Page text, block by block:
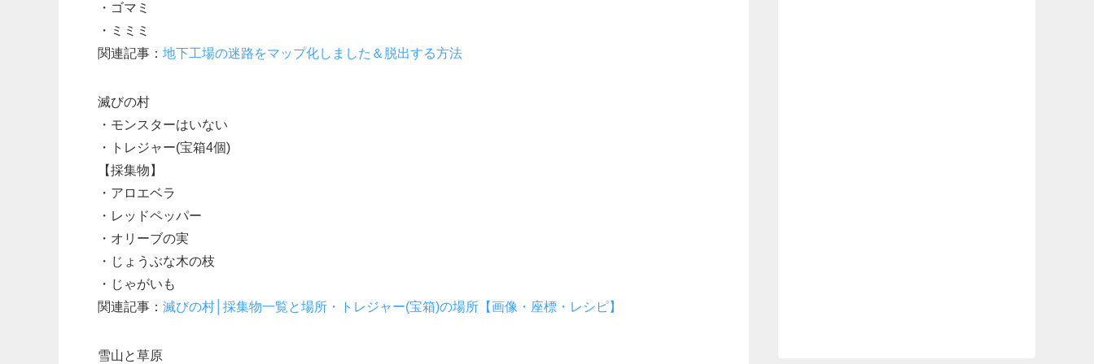
・ゴマミ
・ミミミ
関連記事： 地下工場の迷路をマップ化しました＆脱出する方法
滅びの村
・モンスターはいない
・トレジャー(宝箱4個)
【採集物】
・アロエベラ
・レッドペッパー
・オリーブの実
・じょうぶな木の枝
・じゃがいも
関連記事： 滅びの村│採集物一覧と場所・トレジャー(宝箱)の場所【画像・座標・レシピ】
雪山と草原